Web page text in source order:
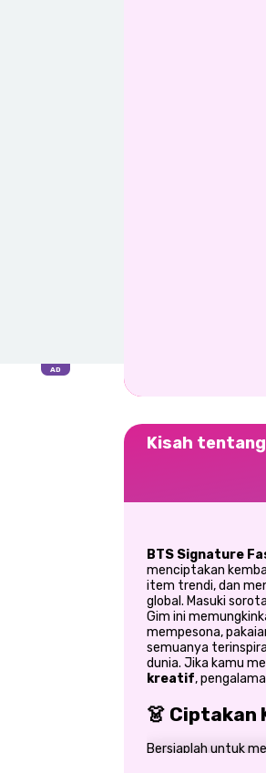
Kisah tentang
BTS Signature
menciptakan
item trendi, dan
global. Masuki
Gim ini
mempesona,
semuanya
dunia. Jika kamu
kreatif,
👗 Ciptakan
Bersiaplah untuk